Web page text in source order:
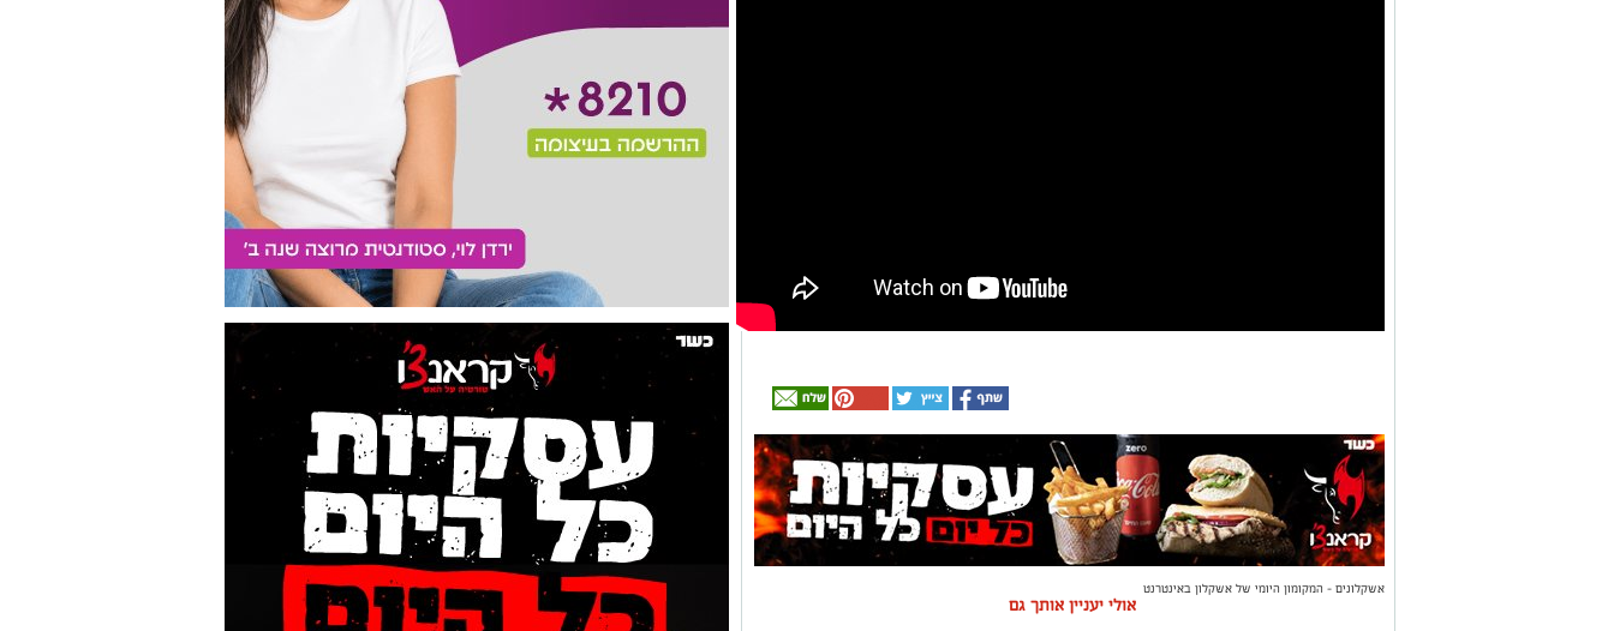
אשקלונים - המקומון היומי של אשקלון באינטרנט
אולי יעניין אותך גם